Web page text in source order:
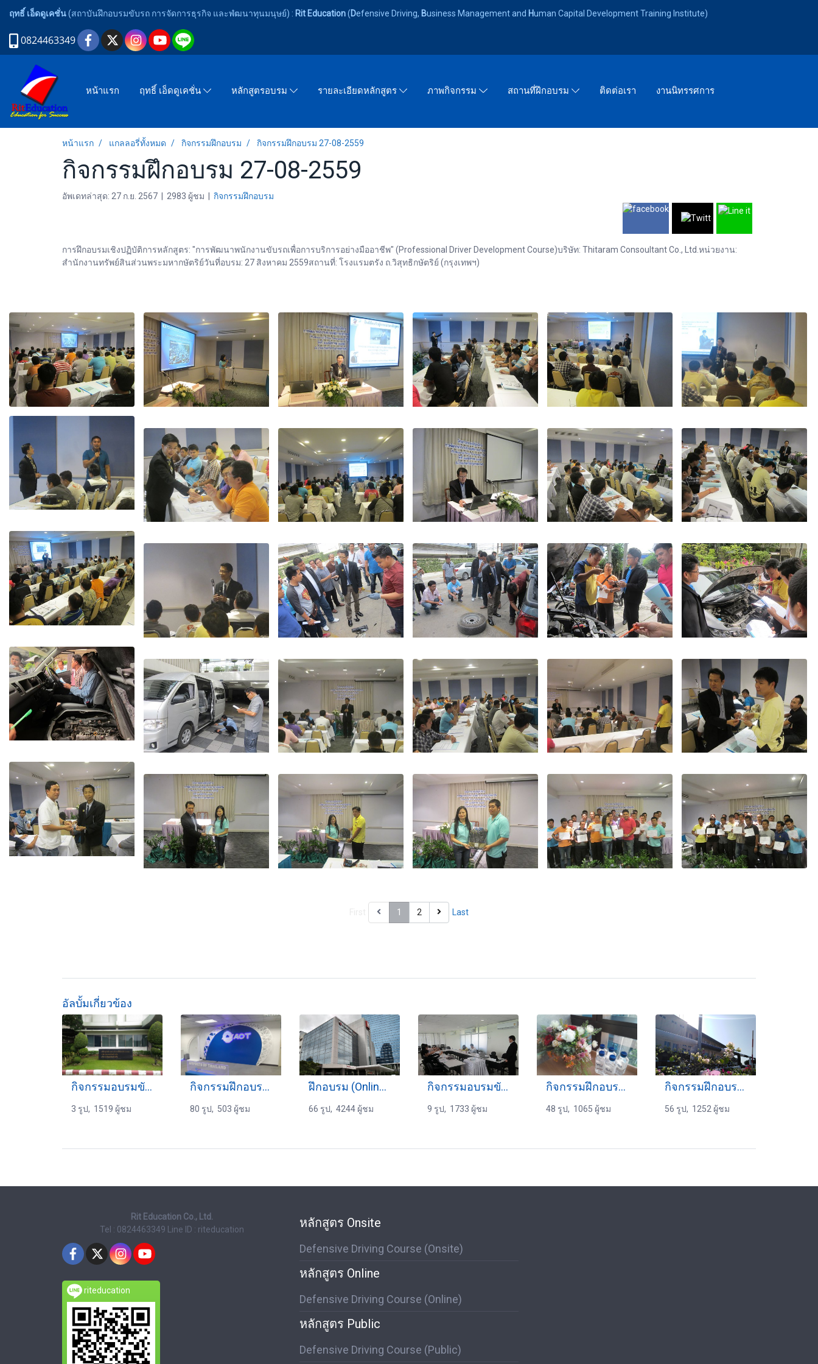
ฤทธิ์ เอ็ดดูเคชั่น(สถาบันฝึกอบรมขับรถ การจัดการธุรกิจ และพํฒนาทุนมนุษย์) : Rit Education(Defensive Driving, Business Management and Human Capital Development Training Institute)
0824463349
หน้าแรก ฤทธิ์ เอ็ดดูเคชั่น หลักสูตรอบรม รายละเอียดหลักสูตร ภาพกิจกรรม สถานที่ฝึกอบรม ติดต่อเรา งานนิทรรศการ
หน้าแรก แกลลอรี่ทั้งหมด กิจกรรมฝึกอบรม กิจกรรมฝึกอบรม 27-08-2559
กิจกรรมฝึกอบรม 27-08-2559
อัพเดทล่าสุด: 27 ก.ย. 2567 | 2983 ผู้ชม | กิจกรรมฝึกอบรม
การฝึกอบรมเชิงปฏิบัติการหลักสูตร: "การพัฒนาพนักงานขับรถเพื่อการบริการอย่างมืออาชีพ" (Professional Driver Development Course)บริษัท: Thitaram Consoultant Co., Ltd.หน่วยงาน:
สำนักงานทรัพย์สินส่วนพระมหากษัตริย์วันที่อบรม: 27 สิงหาคม 2559สถานที่: โรงแรมตรัง ถ.วิสุทธิกษัตริย์ (กรุงเทพฯ)
1 2 Last
อัลบั้มเกี่ยวข้อง
กิจกรรมอบรมขับรถ 25-10-2560
3 รูป, 1519 ผู้ชม
กิจกรรมฝึกอบรม 21-7-2568
80 รูป, 503 ผู้ชม
ฝึกอบรม (Online) 10-10-2563
66 รูป, 4244 ผู้ชม
กิจกรรมอบรมขับรถ 22-06-2560
9 รูป, 1733 ผู้ชม
กิจกรรมฝึกอบรม 20-3-2566
48 รูป, 1065 ผู้ชม
กิจกรรมฝึกอบรม 16-11-2562
56 รูป, 1252 ผู้ชม
Rit Education Co., Ltd.
Tel : 0824463349
Line ID : riteducation
riteducation
หลักสูตร Onsite
Defensive Driving Course (Onsite)
หลักสูตร Online
Defensive Driving Course (Online)
หลักสูตร Public
Defensive Driving Course (Public)